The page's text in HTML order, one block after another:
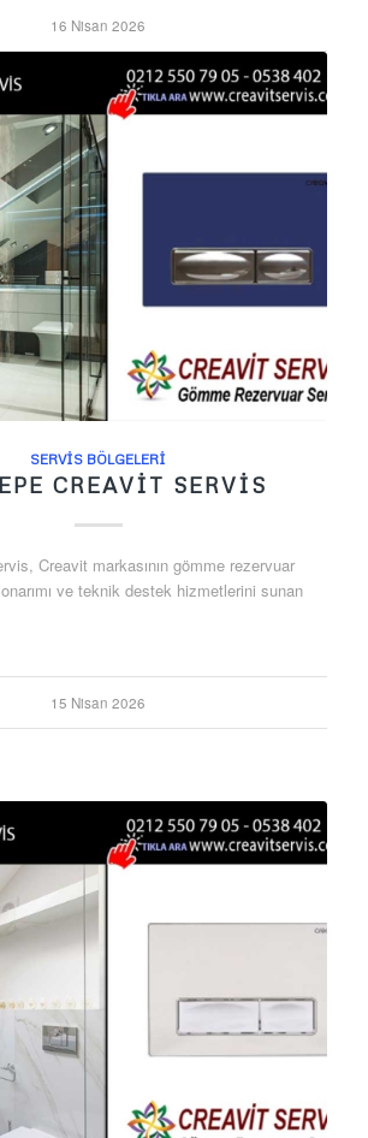
16 Nisan 2026
SERVIS BÖLGELERI
CREAVIT SERVIS
Creavit markasının gömme rezervuar
onarımı ve teknik destek hizmetlerini sunan
15 Nisan 2026